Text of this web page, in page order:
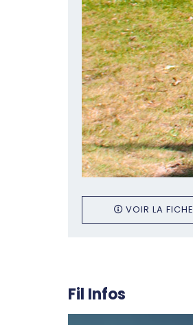
VOIR LA FICHE
Fil Infos